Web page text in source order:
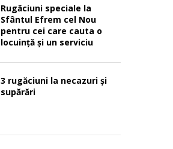
Rugăciuni speciale la
Sfântul Efrem cel Nou
pentru cei care cauta o
locuinţă şi un serviciu
3 rugăciuni la necazuri și
supărări